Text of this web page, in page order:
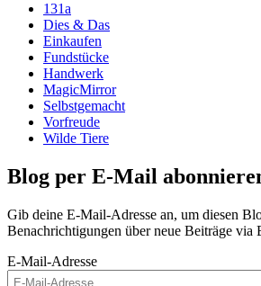
131a
Dies & Das
Einkaufen
Fundstücke
Handwerk
MagicMirror
Selbstgemacht
Vorfreude
Wilde Tiere
Blog per E-Mail
Gib deine E-Mail-Adresse an, um diesen
Benachrichtigungen über neue Beiträge via
E-Mail-Adresse